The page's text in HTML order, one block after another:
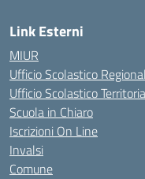
Link Esterni
MIUR
Ufficio Scolastico
Ufficio Scolastico
Scuola in Chiaro
Iscrizioni On Line
Invalsi
Comune